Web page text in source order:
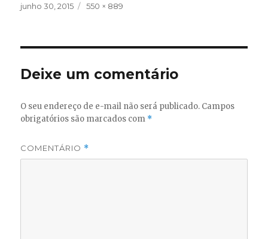
Publicado
junho 30, 2015
Tamanho
550 × 889
Deixe um comentário
O seu endereço de e-mail não será publicado. Campos
obrigatórios são marcados com *
COMENTÁRIO *